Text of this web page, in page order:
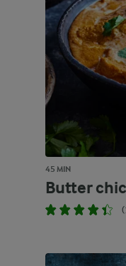
45 MIN
Butter